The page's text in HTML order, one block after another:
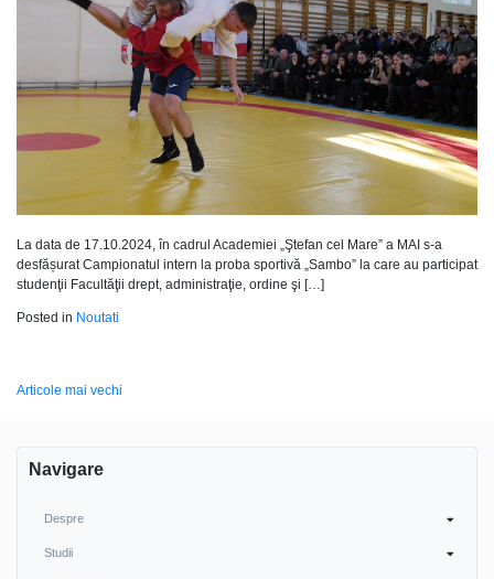
La data de 17.10.2024, în cadrul Academiei „Ştefan cel Mare” a MAI s-a
desfășurat Campionatul intern la proba sportivă „Sambo” la care au participat
studenţii Facultăţii drept, administraţie, ordine şi […]
Posted in Noutati
Navigare
articole
Articole mai vechi
Navigare
Despre
Studii